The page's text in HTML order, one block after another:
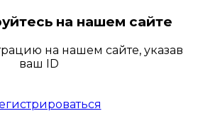
на нашем сайте
на нашем сайте, указав
ваш ID